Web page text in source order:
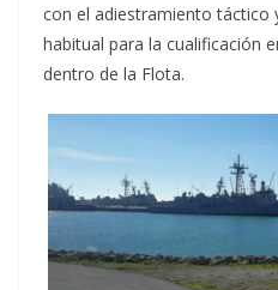
con el adiestramiento táctico
habitual para la cualificación
dentro de la Flota.